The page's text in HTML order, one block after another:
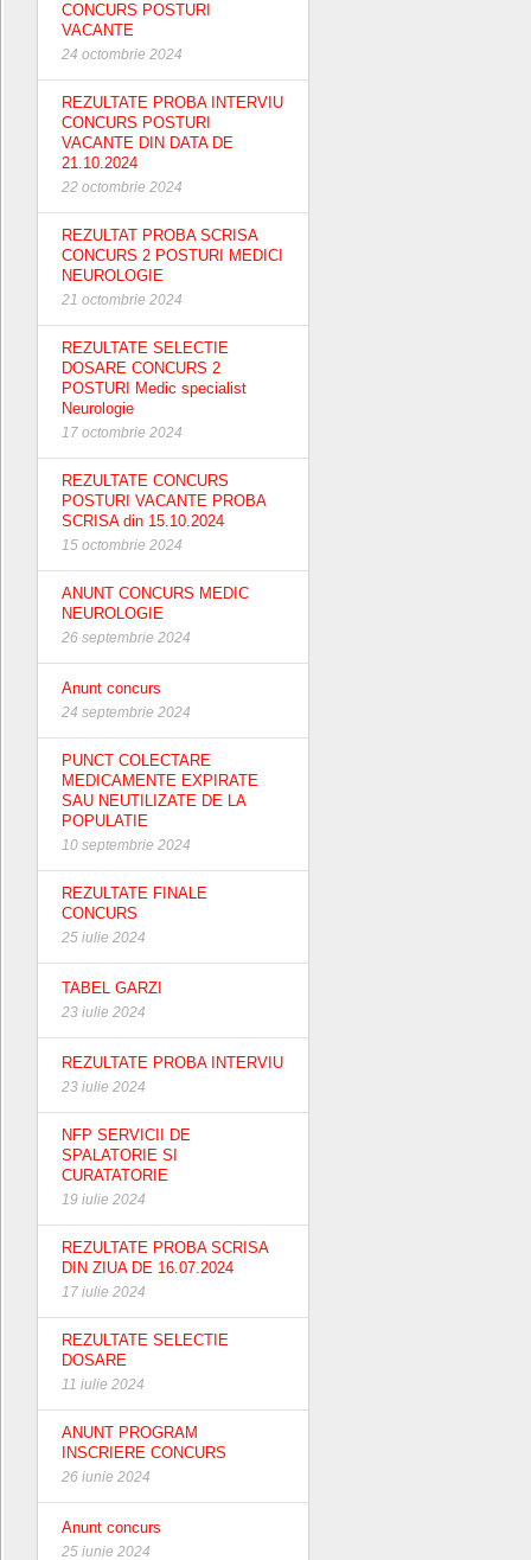
CONCURS POSTURI
VACANTE
24 octombrie 2024
REZULTATE PROBA INTERVIU
CONCURS POSTURI
VACANTE DIN DATA DE
21.10.2024
22 octombrie 2024
REZULTAT PROBA SCRISA
CONCURS 2 POSTURI MEDICI
NEUROLOGIE
21 octombrie 2024
REZULTATE SELECTIE
DOSARE CONCURS 2
POSTURI Medic specialist
Neurologie
17 octombrie 2024
REZULTATE CONCURS
POSTURI VACANTE PROBA
SCRISA din 15.10.2024
15 octombrie 2024
ANUNT CONCURS MEDIC
NEUROLOGIE
26 septembrie 2024
Anunt concurs
24 septembrie 2024
PUNCT COLECTARE
MEDICAMENTE EXPIRATE
SAU NEUTILIZATE DE LA
POPULATIE
10 septembrie 2024
REZULTATE FINALE
CONCURS
25 iulie 2024
TABEL GARZI
23 iulie 2024
REZULTATE PROBA INTERVIU
23 iulie 2024
NFP SERVICII DE
SPALATORIE SI
CURATATORIE
19 iulie 2024
REZULTATE PROBA SCRISA
DIN ZIUA DE 16.07.2024
17 iulie 2024
REZULTATE SELECTIE
DOSARE
11 iulie 2024
ANUNT PROGRAM
INSCRIERE CONCURS
26 iunie 2024
Anunt concurs
25 iunie 2024